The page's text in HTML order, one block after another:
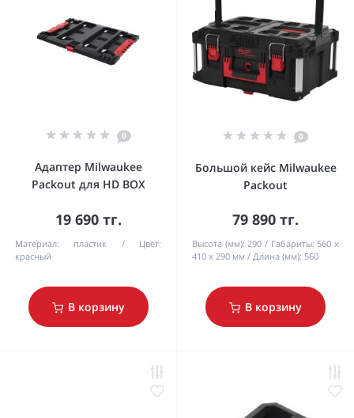
0
Адаптер Milwaukee
Packout для HD BOX
19 690 тг.
Материал: пластик
Цвет:
красный
В корзину
0
Большой кейс Milwaukee
Packout
79 890 тг.
Высота (мм): 290 Габариты: 560 x
410 x 290 мм
Длина (мм): 560
В корзину